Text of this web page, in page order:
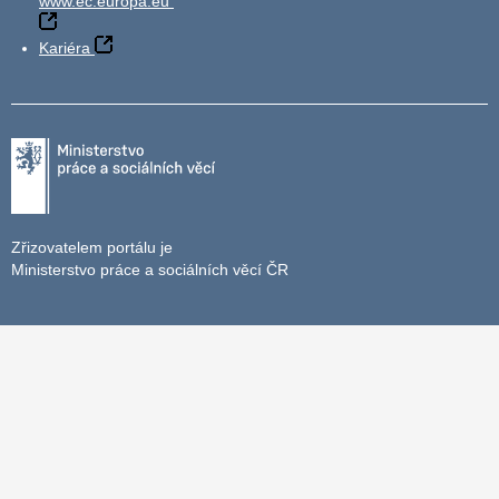
Kariéra
Zřizovatelem portálu je
Ministerstvo práce a sociálních věcí ČR